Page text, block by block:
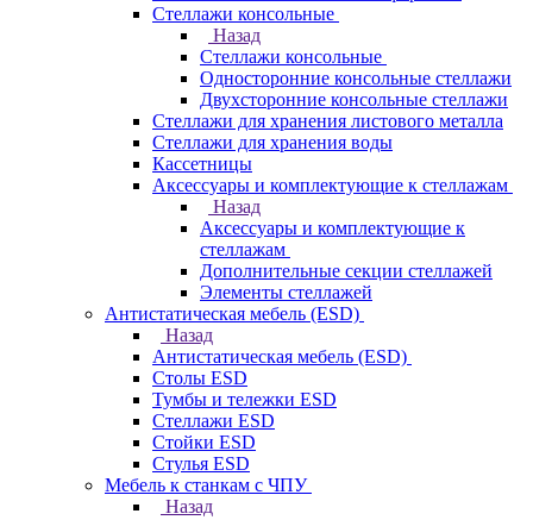
Стеллажи консольные
Назад
Стеллажи консольные
Односторонние консольные стеллажи
Двухсторонние консольные стеллажи
Стеллажи для хранения листового металла
Стеллажи для хранения воды
Кассетницы
Аксесcуары и комплектующие к стеллажам
Назад
Аксесcуары и комплектующие к
стеллажам
Дополнительные секции стеллажей
Элементы стеллажей
Антистатическая мебель (ESD)
Назад
Антистатическая мебель (ESD)
Столы ESD
Тумбы и тележки ESD
Стеллажи ESD
Стойки ESD
Стулья ESD
Мебель к станкам с ЧПУ
Назад